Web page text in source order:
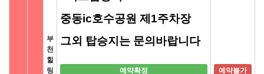
부
천
힐
링
중동ic호수공원 제1주차장
그외 탑승지는 문의바랍니다
예약확정 예약불가